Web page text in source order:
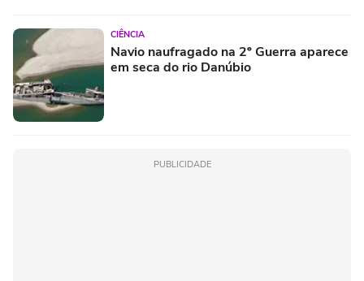
CIÊNCIA
Navio naufragado na 2º Guerra aparece
em seca do rio Danúbio
PUBLICIDADE